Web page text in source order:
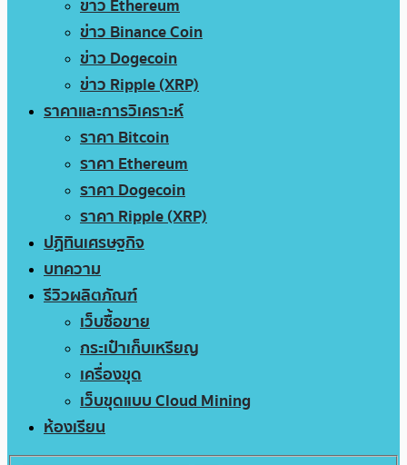
ข่าว Ethereum
ข่าว Binance Coin
ข่าว Dogecoin
ข่าว Ripple (XRP)
ราคาและการวิเคราะห์
ราคา Bitcoin
ราคา Ethereum
ราคา Dogecoin
ราคา Ripple (XRP)
ปฏิทินเศรษฐกิจ
บทความ
รีวิวผลิตภัณฑ์
เว็บซื้อขาย
กระเป๋าเก็บเหรียญ
เครื่องขุด
เว็บขุดแบบ Cloud Mining
ห้องเรียน